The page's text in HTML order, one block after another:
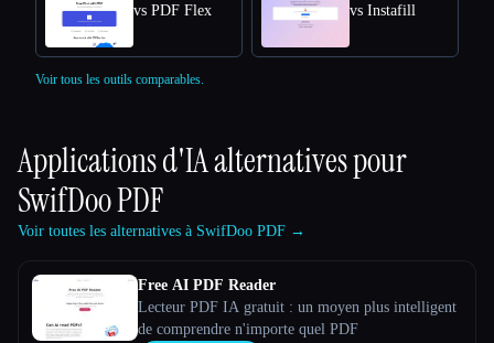
vs PDF Flex vs Instafill
Voir tous les outils comparables.
Applications d'IA alternatives pour
SwifDoo PDF
Voir toutes les alternatives à SwifDoo PDF →
Free AI PDF Reader
Lecteur PDF IA gratuit : un moyen plus intelligent
de comprendre n'importe quel PDF